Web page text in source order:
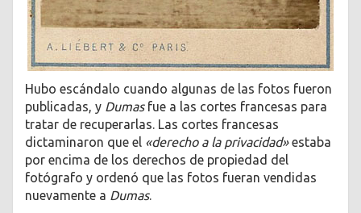
Hubo escándalo cuando algunas de las fotos fueron
publicadas, y Dumasfue a las cortes francesas para
tratar de recuperarlas. Las cortes francesas
dictaminaron que el «derecho a la privacidad»estaba
por encima de los derechos de propiedad del
fotógrafo y ordenó que las fotos fueran vendidas
nuevamente a Dumas.